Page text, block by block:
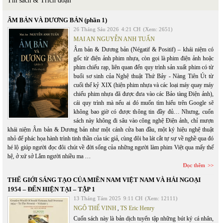
ÂM BẢN VÀ DƯƠNG BẢN (phần 1)
26 Tháng Sáu 2026 4:21 CH (Xem: 2651)
MAI AN NGUYỄN ANH TUẤN
Âm bản & Dương bản (Négatif & Positif) – khái niệm có
gốc từ điện ảnh phim nhựa, còn gọi là phim điện ảnh hoặc
phim chiếu rạp, liên quan đến quy trình sản xuất phim có từ
buổi sơ sinh của Nghệ thuật Thứ Bảy - Nàng Tiên Út từ
cuối thế kỷ XIX (hiện phim nhựa và các loại máy quay máy
chiếu phim nhựa đã được đưa vào các Bảo tàng Điện ảnh),
cái quy trình mà nếu ai đó muốn tìm hiểu trên Google sẽ
không bao giờ có được thông tin đầy đủ… Nhưng, cuốn
sách này không đi sâu vào công nghệ Điện ảnh, chỉ mượn
khái niệm Âm bản & Dương bản như một cánh cửa ban đầu, một ký hiệu nghệ thuật
nhỏ để phác họa hành trình tinh thần của tác giả, cùng đôi ba lát cắt tự sự về nghề qua đó
hé lộ giúp người đọc đôi chút về đời sống của những người làm phim Việt qua mấy thế
hệ, ở xứ sở Lắm người nhiều ma …
Đọc thêm
THẾ GIỚI SÁNG TẠO CỦA MIỀN NAM VIỆT NAM VÀ HẢI NGOẠI
1954 – ĐẾN HIỆN TẠI – TẬP 1
13 Tháng Tám 2025 9:11 CH (Xem: 12111)
NGÔ THẾ VINH, TS Eric Henry
Cuốn sách này là bản dịch tuyển tập những bút ký cá nhân,